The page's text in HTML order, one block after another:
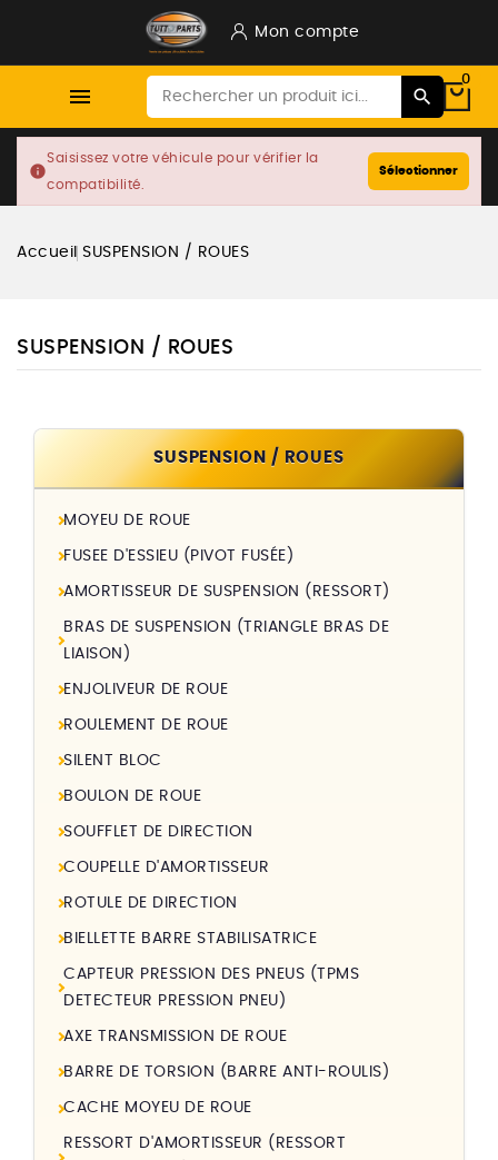
Mon compte

0
info
Saisissez votre véhicule pour vérifier la
compatibilité.
Sélectionner
Accueil SUSPENSION / ROUES
SUSPENSION / ROUES
SUSPENSION / ROUES
MOYEU DE ROUE
FUSEE D'ESSIEU (PIVOT FUSÉE)
AMORTISSEUR DE SUSPENSION (RESSORT)
BRAS DE SUSPENSION (TRIANGLE BRAS DE
LIAISON)
ENJOLIVEUR DE ROUE
ROULEMENT DE ROUE
SILENT BLOC
BOULON DE ROUE
SOUFFLET DE DIRECTION
COUPELLE D'AMORTISSEUR
ROTULE DE DIRECTION
BIELLETTE BARRE STABILISATRICE
CAPTEUR PRESSION DES PNEUS (TPMS
DETECTEUR PRESSION PNEU)
AXE TRANSMISSION DE ROUE
BARRE DE TORSION (BARRE ANTI-ROULIS)
CACHE MOYEU DE ROUE
RESSORT D'AMORTISSEUR (RESSORT